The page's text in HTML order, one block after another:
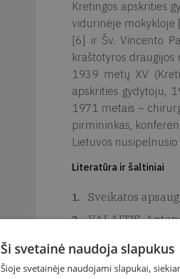
Kretingos apskrities
vidurinėje mokykloje
[6] ir Šv. Vincento
kraštotyros
1939 metų XV
apskrities gydytoju,
1971 metais –
pirmininkas,
Lietuvos
Literatūra ir šaltiniai
Sveikatos
VALAITIS,
NAINIENĖS
Kretingos
Ši svetainė naudoja slapukus
Šioje svetainėje naudojami slapukai,